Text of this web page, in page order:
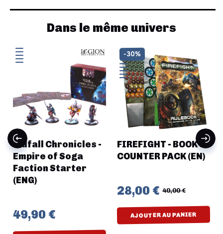
Dans le même univers
Eldfall Chronicles -
Empire of Soga
Faction Starter
(ENG)
49,90 €
FIREFIGHT - BOOK &
COUNTER PACK (EN)
28,00 € 40,00 €
AJOUTER AU PANIER
-30%